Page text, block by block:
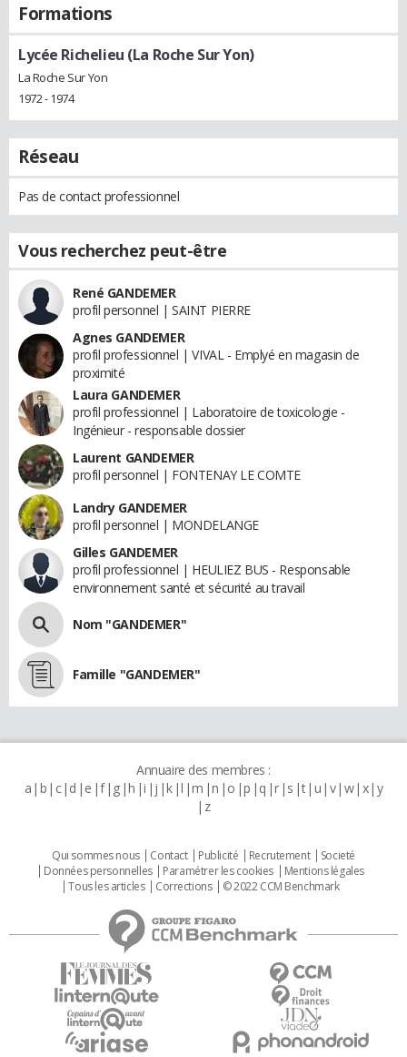
Formations
Lycée Richelieu (La Roche Sur Yon)
La Roche Sur Yon
1972 - 1974
Réseau
Pas de contact professionnel
Vous recherchez peut-être
René GANDEMER
profil personnel | SAINT PIERRE
Agnes GANDEMER
profil professionnel | VIVAL - Emplyé en magasin de
proximité
Laura GANDEMER
profil professionnel | Laboratoire de toxicologie -
Ingénieur - responsable dossier
Laurent GANDEMER
profil personnel | FONTENAY LE COMTE
Landry GANDEMER
profil personnel | MONDELANGE
Gilles GANDEMER
profil professionnel | HEULIEZ BUS - Responsable
environnement santé et sécurité au travail
Nom "GANDEMER"
Famille "GANDEMER"
Annuaire des membres :
a b c d e f g h i j k l m n o p q r s t u v w x y
z
Qui sommes nous Contact Publicité Recrutement
Societé
Données personnelles
Paramétrer les cookies
Mentions légales
Tous les articles
Corrections © 2022 CCM Benchmark